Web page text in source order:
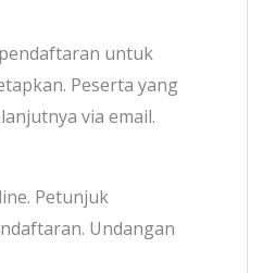
untuk
Peserta yang
via email.
Petunjuk
Undangan